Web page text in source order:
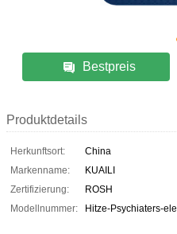
Bestpreis
Produktdetails
Herkunftsort:
China
Markenname:
KUAILI
Zertifizierung:
ROSH
Modellnummer:
Hitze-Psychiaters-